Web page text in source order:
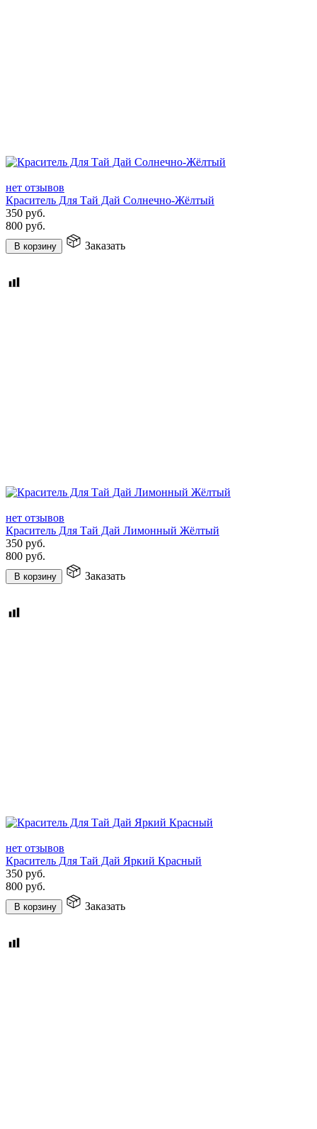
нет отзывов
Краситель Для Тай Дай Солнечно-Жёлтый
350 руб.
800 руб.
В корзину Заказать
нет отзывов
Краситель Для Тай Дай Лимонный Жёлтый
350 руб.
800 руб.
В корзину Заказать
нет отзывов
Краситель Для Тай Дай Яркий Красный
350 руб.
800 руб.
В корзину Заказать